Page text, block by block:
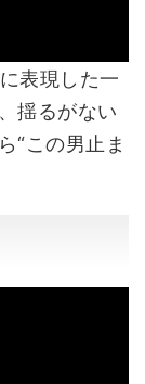
表現した一
揺るがない
“この男止ま